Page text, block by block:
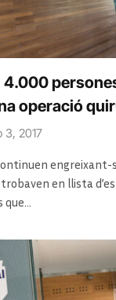
4.000
operació
3, 2017
engreixant-
en llista